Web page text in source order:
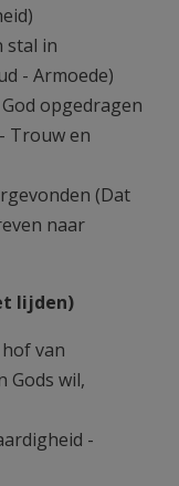
stal in
- Armoede)
opgedragen
Trouw en
(Dat
naar
lijden)
van
Gods wil,
-